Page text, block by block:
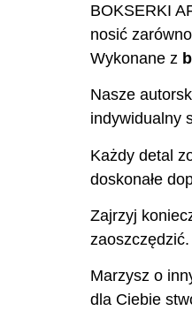
BOKSERKI
nosić
Wykonane z
Nasze
indywidualny
Każdy detal
doskonałe
Zajrzyj
zaoszczędzić.
Marzysz o
dla Ciebie